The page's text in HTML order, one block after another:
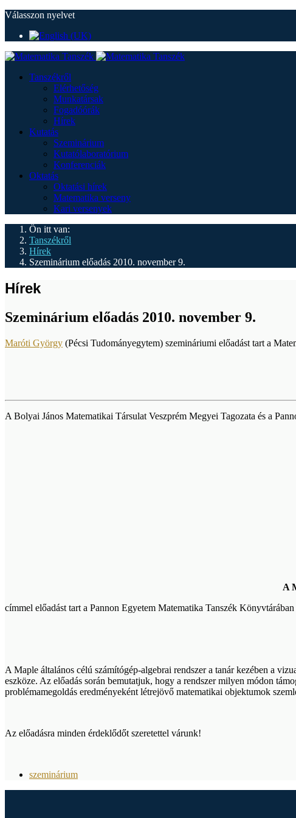
Válasszon nyelvet
Tanszékről
Elérhetőség
Munkatársak
Fogadóórák
Hírek
Kutatás
Szeminárium
Kutatólaboratórium
Konferenciák
Oktatás
Oktatási hírek
Matematika verseny
Kari versenyek
Ön itt van:
Tanszékről
Hírek
Szeminárium előadás 2010. november 9.
Hírek
Szeminárium előadás 2010. november 9.
Maróti György (Pécsi Tudományegytem) szemináriumi előadást tart a
A Bolyai János Matematikai Társulat Veszprém Megyei Tagozata és a
A
címmel előadást tart a Pannon Egyetem Matematika Tanszék
A Maple általános célú számítógép-algebrai rendszer a tanár kezében a
eszköze. Az előadás során bemutatjuk, hogy a rendszer milyen módon
problémamegoldás eredményeként létrejövő matematikai objektumok
Az előadásra minden érdeklődőt szeretettel várunk!
szeminárium